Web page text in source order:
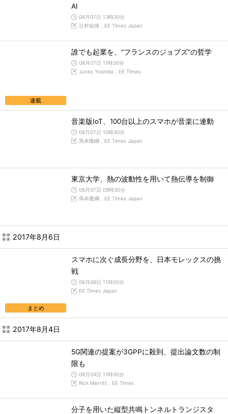
AI
08月07日 13時30分
辻村祐揮，EE Times Japan
連載
誰でも起業を、“フランスのジョブズ”の哲学
08月07日 11時30分
Junko Yoshida，EE Times
音楽版IoT、100台以上のスマホが音楽に連動
08月07日 10時30分
馬本隆綱，EE Times Japan
東京大学、熱の波動性を用いて熱伝導を制御
08月07日 09時30分
馬本隆綱，EE Times Japan
2017年8月6日
まとめ
スマホに次ぐ成長分野を、日本モレックスの挑
戦
08月06日 11時00分
EE Times Japan
2017年8月4日
5G関連の提案が3GPPに殺到、提出論文数の制
限も
08月04日 11時30分
Rick Merritt，EE Times
分子を用いた縦型共鳴トンネルトランジスタ